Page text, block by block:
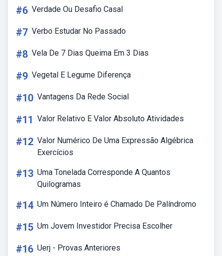
#6 Verdade Ou Desafio Casal
#7 Verbo Estudar No Passado
#8 Vela De 7 Dias Queima Em 3 Dias
#9 Vegetal E Legume Diferença
#10 Vantagens Da Rede Social
#11 Valor Relativo E Valor Absoluto Atividades
#12 Valor Numérico De Uma Expressão Algébrica
Exercícios
#13 Uma Tonelada Corresponde A Quantos
Quilogramas
#14 Um Número Inteiro é Chamado De Palíndromo
#15 Um Jovem Investidor Precisa Escolher
#16 Uerj - Provas Anteriores